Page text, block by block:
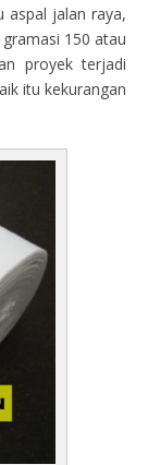
aspal jalan raya,
150 atau
proyek terjadi
itu kekurangan